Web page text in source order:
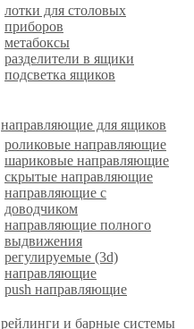
лотки для столовых
приборов
метабоксы
разделители в ящики
подсветка ящиков
направляющие для ящиков
роликовые направляющие
шариковые направляющие
скрытые направляющие
направляющие с
доводчиком
направляющие полного
выдвижения
регулируемые (3d)
направляющие
push направляющие
рейлинги и барные системы